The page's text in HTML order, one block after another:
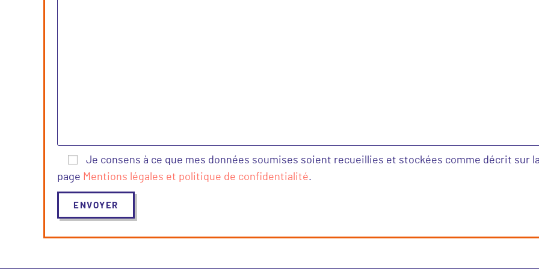
Je consens à ce que mes données soumises soient recueillies et stockées comme décrit sur
page Mentions légales et politique de confidentialité.